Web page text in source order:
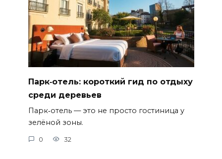
Парк‑отель: короткий гид по отдыху
среди деревьев
Парк‑отель — это не просто гостиница у
зелёной зоны.
0 32